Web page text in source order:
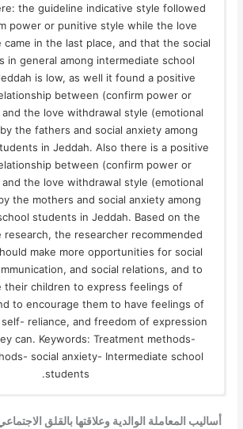
the guideline indicative style followed
power or punitive style while the love
in the last place, and that the social
in general among intermediate school
is low, as well it found a positive
between (confirm power or
the love withdrawal style (emotional
the fathers and social anxiety among
in Jeddah. Also there is a positive
between (confirm power or
the love withdrawal style (emotional
the mothers and social anxiety among
students in Jeddah. Based on the
the researcher recommended
make more opportunities for social
and social relations, and to
their children to express feelings of
to encourage them to have feelings of
reliance, and freedom of expression
can. Keywords: Treatment methods-
social anxiety- Intermediate school
students.
أساليب المعاملة الوالدية وعلاقتها بالقلق